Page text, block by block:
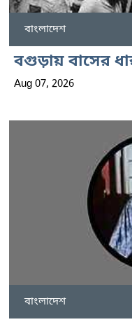
বাংলাদেশ
বগুড়ায় বাসের
Aug 07, 2026
বাংলাদেশ